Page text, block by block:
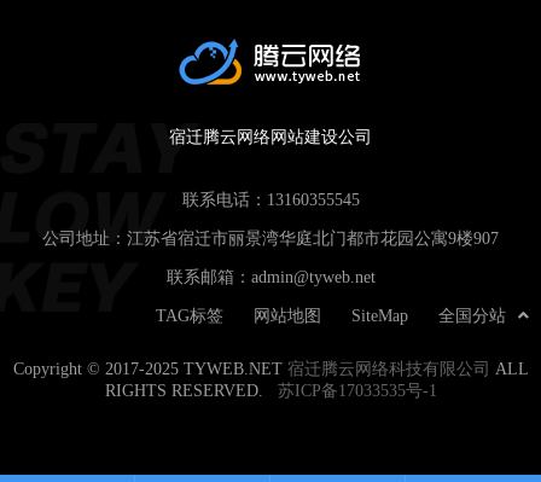
宿迁腾云网络网站建设公司
联系电话： 13160355545
公司地址：江苏省宿迁市丽景湾华庭北门都市花园公寓9楼907
联系邮箱： admin@tyweb.net
全国分站
SiteMap
网站地图
TAG标签
Copyright © 2017-2025 TYWEB.NET 宿迁腾云网络科技有限公司
ALL
RIGHTS RESERVED. 苏ICP备17033535号-1